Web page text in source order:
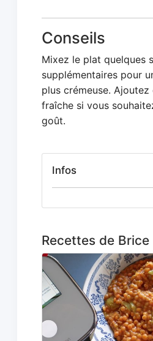
Conseils
Mixez le plat quelques
supplémentaires pour
plus crémeuse.
fraîche si vous
goût.
Infos
Recettes de Brice